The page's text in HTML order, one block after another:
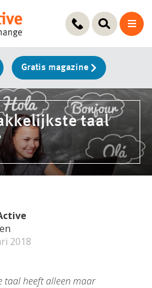
Gratis magazine
taal
2018
taal heeft alleen maar